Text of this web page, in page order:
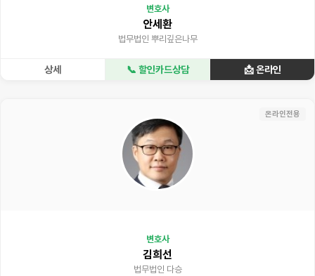
변호사
안세환
법무법인 뿌리깊은나무
상세 📞 할인카드상담 📩 온라인
온라인전용
변호사
김희선
법무법인 다승